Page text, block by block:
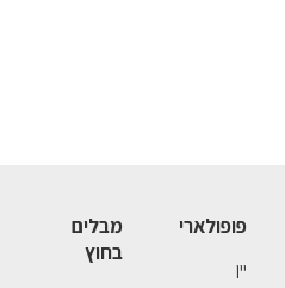
פופולארי
יין
מבלים
בחוץ